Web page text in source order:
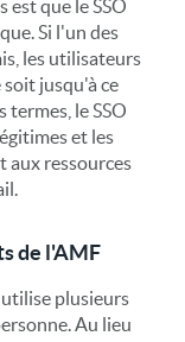
que le SSO
Si l'un des
les utilisateurs
jusqu'à ce
le SSO
et les
aux ressources
de l'AMF
utilise plusieurs
Au lieu